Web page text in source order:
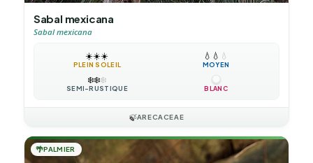
Sabal mexicana
Sabal mexicana
☀️☀️☀️
PLEIN SOLEIL
💧 💧 💧
MOYEN
❄️❄️❄️
SEMI-RUSTIQUE BLANC
🍃ARECACEAE
🌴PALMIER